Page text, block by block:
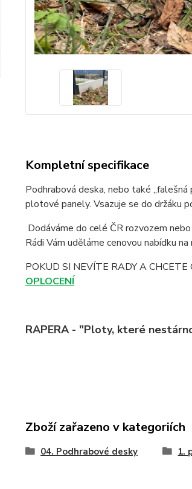
Kompletní specifikace
Podhrabová deska, nebo také
plotové panely. Vsazuje se do držáku
Dodáváme do celé ČR rozvozem
Rádi Vám uděláme cenovou nabídku
POKUD SI NEVÍTE RADY A
OPLOCENÍ
RAPERA - "Ploty, které
Zboží zařazeno v kategoriích
04. Podhrabové desky 1.